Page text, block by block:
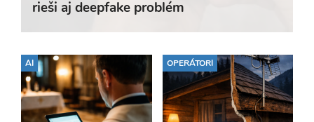
rieši aj deepfake problém
AI OPERÁTORI